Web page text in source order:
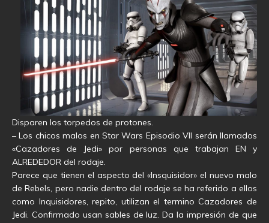
Disparen los torpedos de protones.
– Los chicos malos en Star Wars Episodio VII serán llamados
«Cazadores de Jedi» por personas que trabajan EN y
ALREDEDOR del rodaje.
Parece que tienen el aspecto del «Insquisidor» el nuevo malo
de Rebels, pero nadie dentro del rodaje se ha referido a ellos
como Inquisidores, repito, utilizan el termino Cazadores de
Jedi. Confirmado usan sables de luz. Da la impresión de que